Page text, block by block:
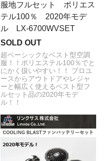
服地フルセット ポリエス
テル100％ 2020年モデ
ル LX-6700WVSET
SOLD OUT
超ベーシックなベスト型空調
服！！ポリエステル100％でと
にかく扱いやすい！！ プロユ
ースからアウトドアやレジャ
ーと幅広く使えるベスト型フ
ルセット品の2020年モデ
ル！！